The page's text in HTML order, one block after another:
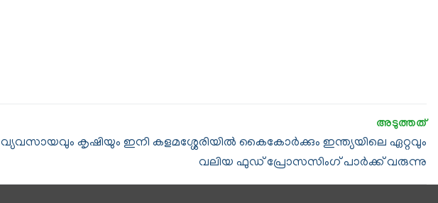
വ്യവസായവും കൃഷിയും ഇനി കളമശ്ശേരിയില്‍ കൈകോര്‍ക്കും ഇന്ത്യയിലെ ഏറ്റവും
വലിയ ഫുഡ് പ്രോസസിംഗ് പാർക്ക് വരുന്നു